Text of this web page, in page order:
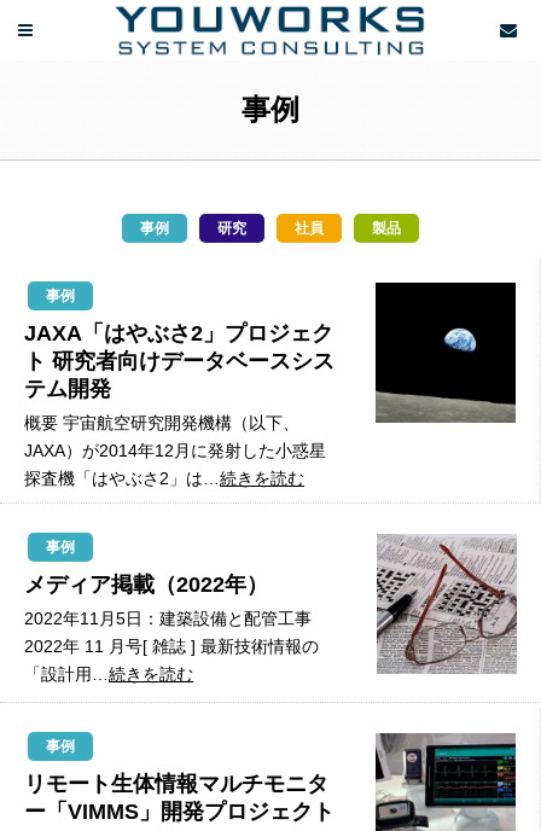
事例
事例 研究 社員 製品
事例
JAXA「はやぶさ2」プロジェク
ト 研究者向けデータベースシス
テム開発
概要 宇宙航空研究開発機構（以下、
JAXA）が2014年12月に発射した小惑星
探査機「はやぶさ2」は… 続きを読む
事例
メディア掲載（2022年）
2022年11月5日：建築設備と配管工事
2022年 11 月号[ 雑誌 ] 最新技術情報の
「設計用… 続きを読む
事例
リモート生体情報マルチモニタ
ー「VIMMS」開発プロジェクト